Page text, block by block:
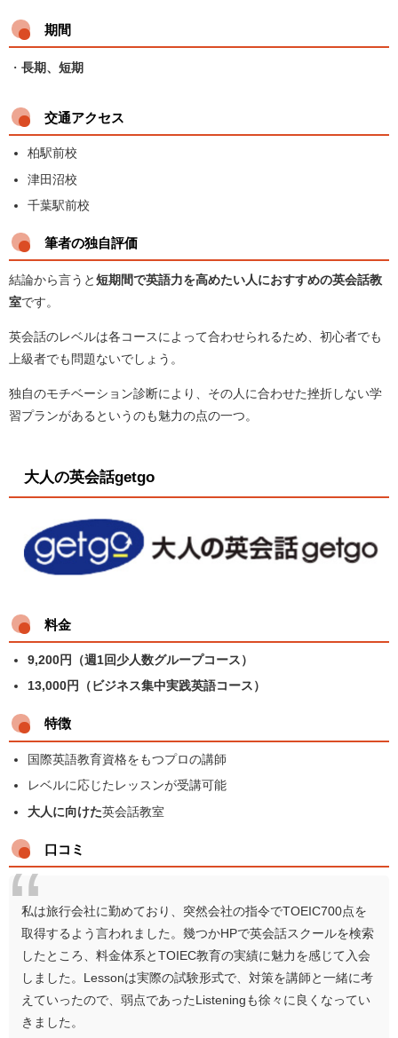
期間
・ 長期、短期
交通アクセス
柏駅前校
津田沼校
千葉駅前校
筆者の独自評価
結論から言うと 短期間で英語力を高めたい人におすすめの英会話教
室です。
英会話のレベルは各コースによって合わせられるため、初心者でも
上級者でも問題ないでしょう。
独自のモチベーション診断により、その人に合わせた挫折しない学
習プランがあるというのも魅力の点の一つ。
大人の英会話getgo
料金
9,200円（週1回少人数グループコース）
13,000円（ビジネス集中実践英語コース）
特徴
国際英語教育資格をもつプロの講師
レベルに応じたレッスンが受講可能
大人に向けた英会話教室
口コミ
私は旅行会社に勤めており、突然会社の指令でTOEIC700点を
取得するよう言われました。幾つかHPで英会話スクールを検索
したところ、料金体系とTOIEC教育の実績に魅力を感じて入会
しました。Lessonは実際の試験形式で、対策を講師と一緒に考
えていったので、弱点であったListeningも徐々に良くなってい
きました。